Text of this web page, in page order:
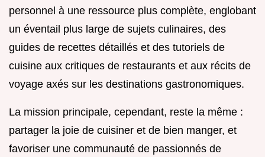
personnel à une ressource plus complète, englobant
un éventail plus large de sujets culinaires, des
guides de recettes détaillés et des tutoriels de
cuisine aux critiques de restaurants et aux récits de
voyage axés sur les destinations gastronomiques.
La mission principale, cependant, reste la même :
partager la joie de cuisiner et de bien manger, et
favoriser une communauté de passionnés de